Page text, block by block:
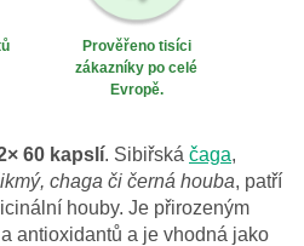
Prověřeno tisíci
zákazníky po celé
Evropě.
60 kapslí. Sibiřská čaga,
chaga či černá houba, patří
houby. Je přirozeným
antioxidantů a je vhodná jako